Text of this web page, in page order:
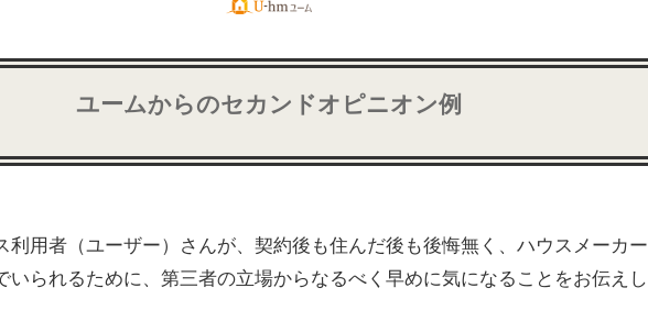
ユームからのセカンドオピニオン例
利用者（ユーザー）さんが、契約後も住んだ後も後悔無く、ハウスメーカー
いられるために、第三者の立場からなるべく早めに気になることをお伝えし